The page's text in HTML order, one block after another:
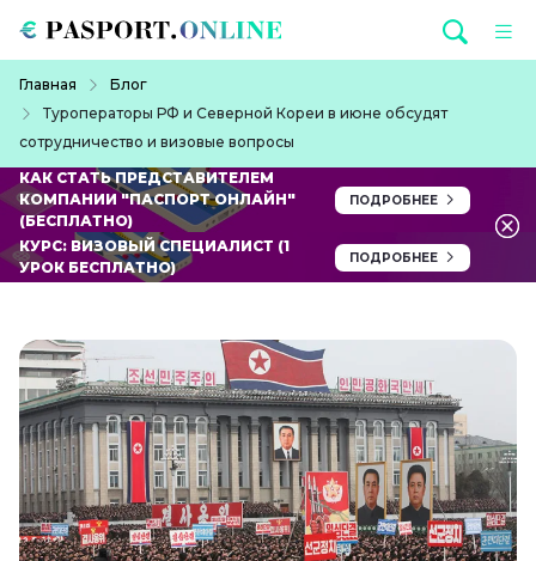
Главная
Блог
Туроператоры РФ и Северной Кореи в июне обсудят
сотрудничество и визовые вопросы
КАК СТАТЬ ПРЕДСТАВИТЕЛЕМ
КОМПАНИИ "ПАСПОРТ ОНЛАЙН"
(БЕСПЛАТНО)
ПОДРОБНЕЕ
КУРС: ВИЗОВЫЙ СПЕЦИАЛИСТ (1
УРОК БЕСПЛАТНО)
ПОДРОБНЕЕ